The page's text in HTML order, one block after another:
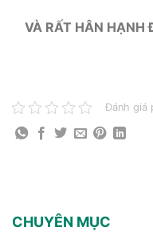
VÀ RẤT HÂN HẠNH
Đánh giá
CHUYÊN MỤC